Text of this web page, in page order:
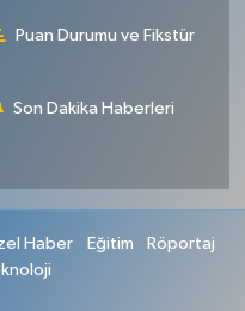
Puan Durumu ve Fikstür
Son Dakika Haberleri
Haber Eğitim
Röportaj